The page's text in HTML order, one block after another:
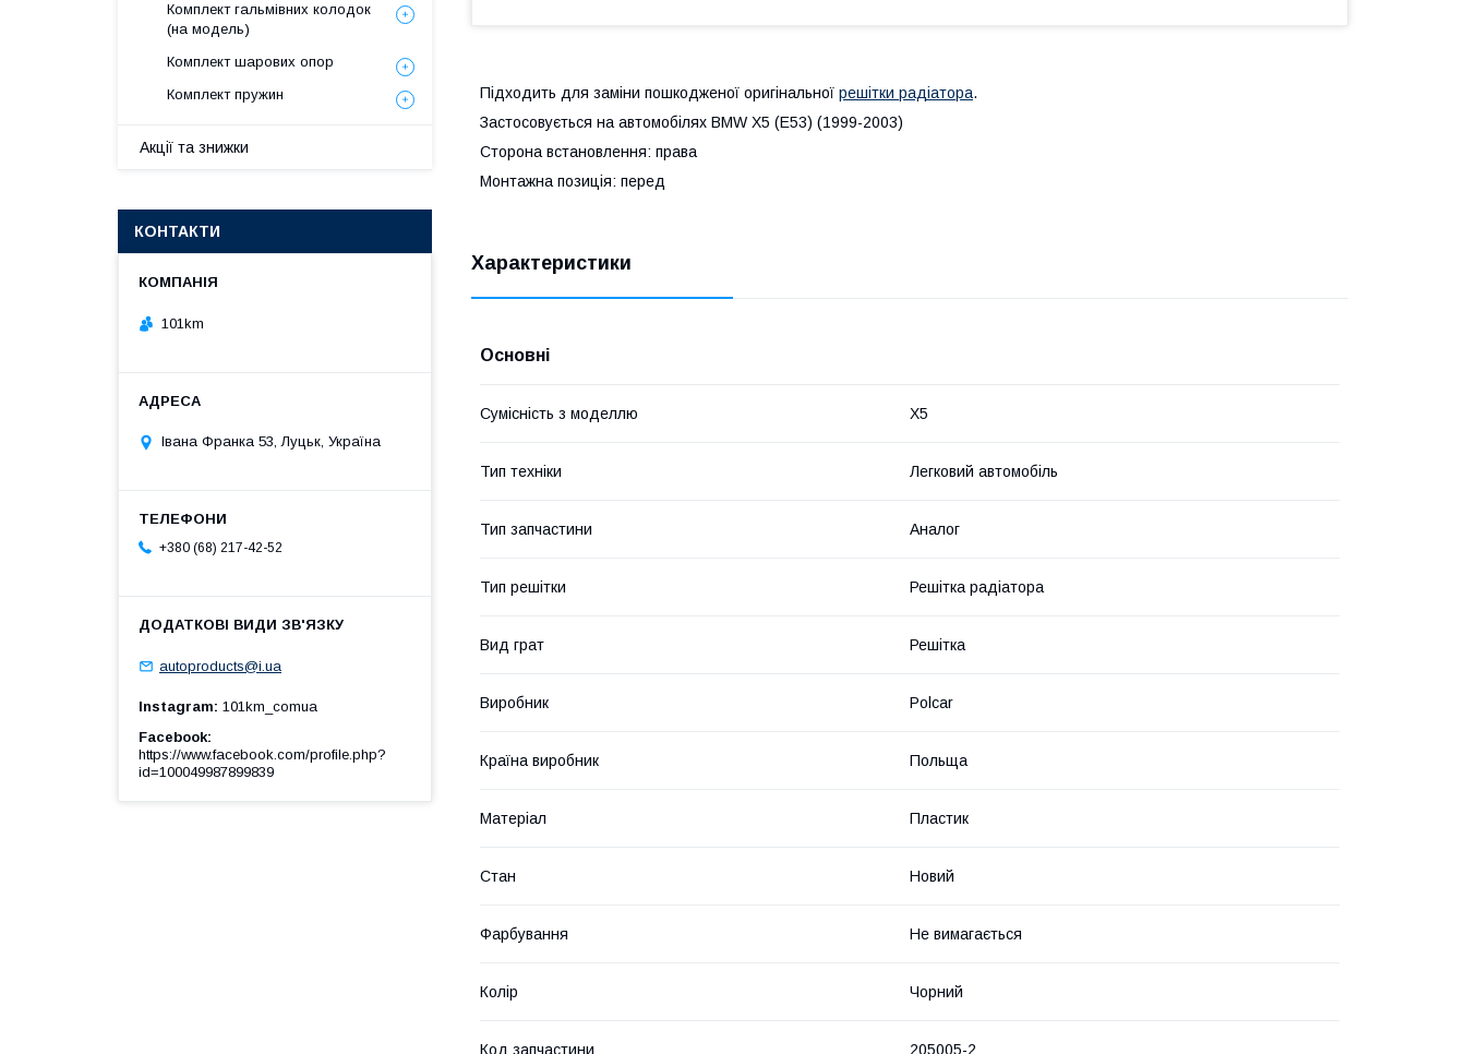
Підходить для заміни пошкодженої оригінальної решітки радіатора.
Застосовується на автомобілях BMW X5 (E53) (1999-2003)
Сторона встановлення: права
Монтажна позиція: перед
Характеристики
Основні
Сумісність з моделлю X5
Тип техніки Легковий автомобіль
Тип запчастини Аналог
Тип решітки Решітка радіатора
Вид грат Решітка
Виробник Polcar
Країна виробник Польща
Матеріал Пластик
Стан Новий
Фарбування Не вимагається
Колір Чорний
Код запчастини 205005-2
Комплект гальмівних колодок
(на модель)
Комплект шарових опор
Комплект пружин
Акції та знижки
КОНТАКТИ
101km
Івана Франка 53, Луцьк, Україна
+380 (68) 217-42-52
autoproducts@i.ua
Instagram 101km_comua
Facebook
https://www.facebook.com/profile.php?
id=100049987899839